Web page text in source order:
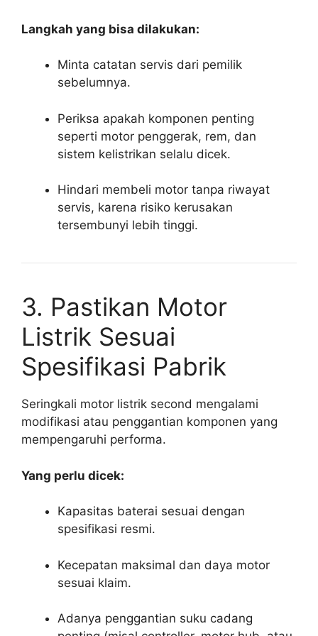
Langkah yang bisa dilakukan:
Minta catatan servis dari pemilik
sebelumnya.
Periksa apakah komponen penting
seperti motor penggerak, rem, dan
sistem kelistrikan selalu dicek.
Hindari membeli motor tanpa riwayat
servis, karena risiko kerusakan
tersembunyi lebih tinggi.
3. Pastikan Motor
Listrik Sesuai
Spesifikasi Pabrik
Seringkali motor listrik second mengalami
modifikasi atau penggantian komponen yang
mempengaruhi performa.
Yang perlu dicek:
Kapasitas baterai sesuai dengan
spesifikasi resmi.
Kecepatan maksimal dan daya motor
sesuai klaim.
Adanya penggantian suku cadang